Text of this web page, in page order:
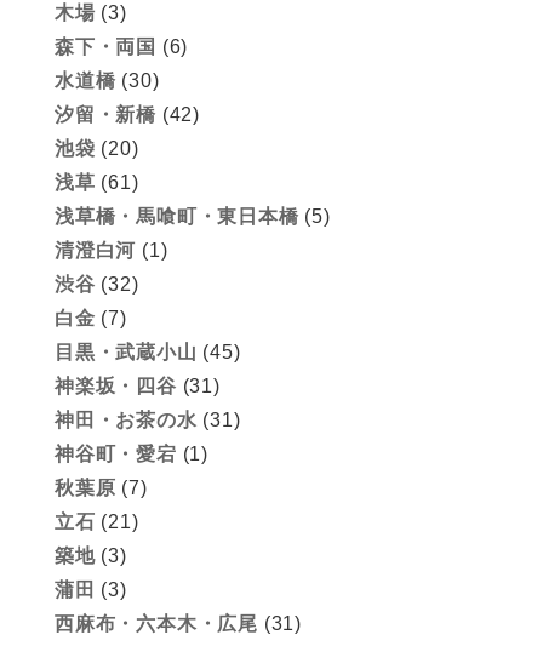
木場 (3)
森下・両国 (6)
水道橋 (30)
汐留・新橋 (42)
池袋 (20)
浅草 (61)
浅草橋・馬喰町・東日本橋 (5)
清澄白河 (1)
渋谷 (32)
白金 (7)
目黒・武蔵小山 (45)
神楽坂・四谷 (31)
神田・お茶の水 (31)
神谷町・愛宕 (1)
秋葉原 (7)
立石 (21)
築地(3)
蒲田 (3)
西麻布・六本木・広尾 (31)